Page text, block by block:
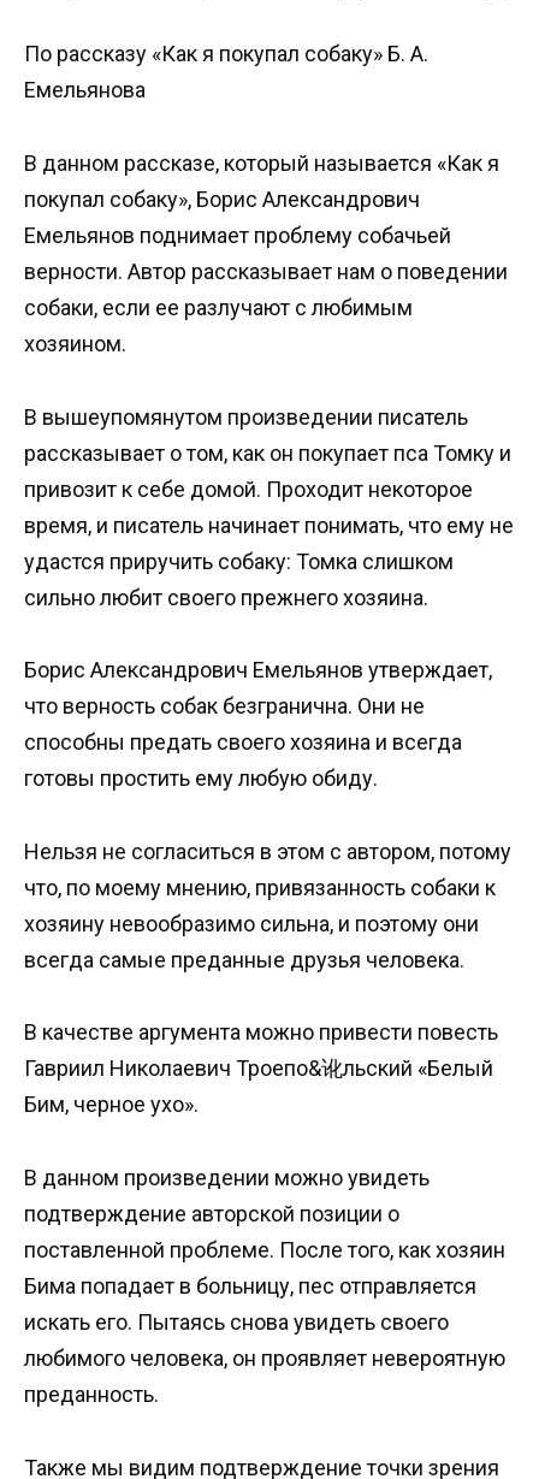
По рассказу «Как я покупал собаку» Б. А.
Емельянова
В данном рассказе, который называется «Как я
покупал собаку», Борис Александрович
Емельянов поднимает проблему собачьей
верности. Автор рассказывает нам о поведении
собаки, если ее разлучают с любимым
хозяином.
В вышеупомянутом произведении писатель
рассказывает о том, как он покупает пса Томку и
привозит к себе домой. Проходит некоторое
время, и писатель начинает понимать, что ему не
удастся приручить собаку: Томка слишком
сильно любит своего прежнего хозяина.
Борис Александрович Емельянов утверждает,
что верность собак безгранична. Они не
способны предать своего хозяина и всегда
готовы простить ему любую обиду.
Нельзя не согласиться в этом с автором, потому
что, по моему мнению, привязанность собаки к
хозяину невообразимо сильна, и поэтому они
всегда самые преданные друзья человека.
В качестве аргумента можно привести повесть
Гавриил Николаевич Троепо&讹льский «Белый
Бим, черное ухо».
В данном произведении можно увидеть
подтверждение авторской позиции о
поставленной проблеме. После того, как хозяин
Бима попадает в больницу, пес отправляется
искать его. Пытаясь снова увидеть своего
любимого человека, он проявляет невероятную
преданность.
Также мы видим подтверждение точки зрения